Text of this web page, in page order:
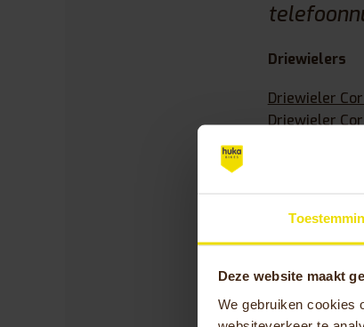
Deze website maakt
We gebruiken cookies
Driewielers
Driewieler
Driewieler
Kinderfiets
Kinderfiets
Duofiets &
Duofiets